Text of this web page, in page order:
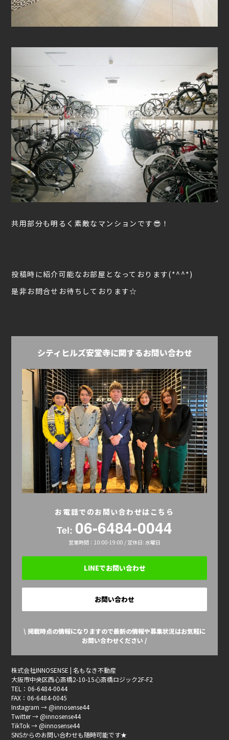
共用部分も明るく素敵なマンションです😎！
投稿時に紹介可能なお部屋となっております(*^^*)
是非お問合せお待ちしております☆
シティヒルズ安堂寺に関するお問い合わせ
お電話でのお問い合わせはこちら
Tel: 06-6484-0044
営業時間：10:00-19:00 / 定休日: 水曜日
LINEでお問い合わせ
お問い合わせ
\ 掲載時点の情報になりますので最新の情報や募集状況はお気軽に
お問い合わせください /
株式会社INNOSENSE | 名もなき不動産
大阪市中央区西心斎橋2-10-15心斎橋ロジック2F-F2
TEL：06-6484-0044
FAX：06-6484-0045
Instagram → @innosense44
Twitter → @innosense44
TikTok → @innosense44
SNSからのお問い合わせも随時可能です★